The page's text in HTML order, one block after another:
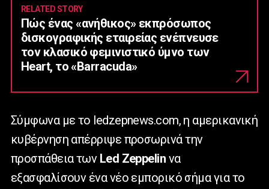
RELATED STORY
Πώς ένας «ανήθικος» εκπρόσωπος
δισκογραφικής εταιρείας ενέπνευσε
τον κλασικό φεμινιστικό ύμνο των
Heart, το «Barracuda»
Σύμφωνα με το ledzepnews.com, η αμερικανική
κυβέρνηση απέρριψε προσωρινά την
προσπάθεια των Led Zeppelin να
εξασφαλίσουν ένα νέο εμπορικό σήμα για το